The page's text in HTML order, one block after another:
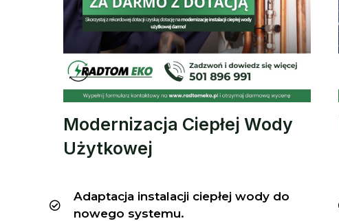
Modernizacja Ciepłej Wody
Użytkowej
Adaptacja instalacji ciepłej wody do
nowego systemu.